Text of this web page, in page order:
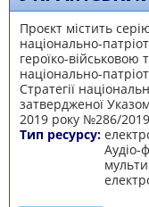
Проєкт містить
національно-
героїко-військовою
національно-
Стратегії
затвердженої
2019 року №286/
Тип ресурсу:
Аудіо-